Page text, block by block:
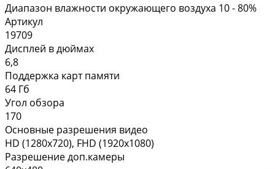
Диапазон влажности окружающего воздуха 10 - 80%
Артикул
19709
Дисплей в дюймах
6,8
Поддержка карт памяти
64 Гб
Угол обзора
170
Основные разрешения видео
HD (1280x720), FHD (1920x1080)
Разрешение доп.камеры